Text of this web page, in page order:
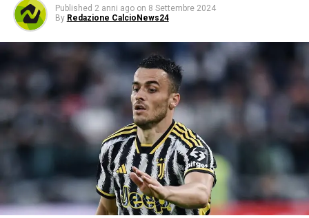
Published 2 anni ago on 8 Settembre 2024
By Redazione CalcioNews24